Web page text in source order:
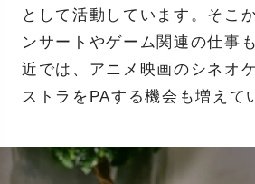
として活動しています。そこ
ンサートやゲーム関連の仕事
近では、アニメ映画のシネオ
ストラをPAする機会も増えて